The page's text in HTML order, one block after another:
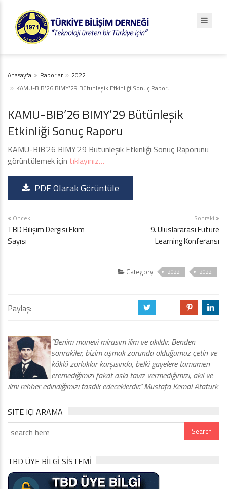
Anasayfa Raporlar
2022
KAMU-BIB’26 BIMY’29 Bütünleşik Etkinliği Sonuç Raporu
KAMU-BIB’26 BIMY’29 Bütünleşik
Etkinliği Sonuç Raporu
KAMU-BIB’26 BIMY’29 Bütünleşik Etkinliği Sonuç Raporunu
görüntülemek için tıklayınız…
PDF Olarak Görüntüle
Önceki
TBD Bilişim Dergisi Ekim
Sayısı
Sonraki
9. Uluslararası Future
Learning Konferansı
Category 2022 2022
Paylaş: a d j
“Benim manevi mirasım ilim ve akıldır. Benden
sonrakiler, bizim aşmak zorunda olduğumuz çetin ve
köklü zorluklar karşısında, belki gayelere tamamen
eremediğimizi fakat asla taviz vermediğimizi, akıl ve
ilmi rehber edindiğimizi tasdik edeceklerdir.” Mustafa Kemal Atatürk
SITE IÇI ARAMA
TBD ÜYE BİLGİ SİSTEMİ